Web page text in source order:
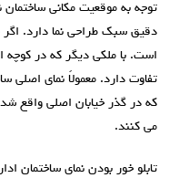
توجه به موقعیت مکانی ساختمان
دقیق سبک طراحی نما دارد. اگر
است. با ملکی دیگر که در کوچه
تفاوت دارد. معمولاً نمای اصلی
که در گذر خیابان اصلی واقع
می کنند.
تابلو خور بودن نمای ساختمان